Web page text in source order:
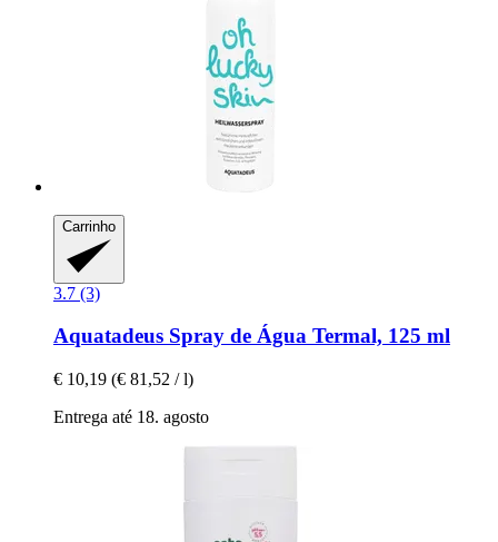
Carrinho
3.7 (3)
Aquatadeus Spray de Água Termal, 125 ml
€ 10,19 (€ 81,52 / l)
Entrega até 18. agosto